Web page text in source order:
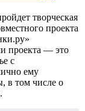
творческая
проекта
проекта — это
с
ему
в том числе о